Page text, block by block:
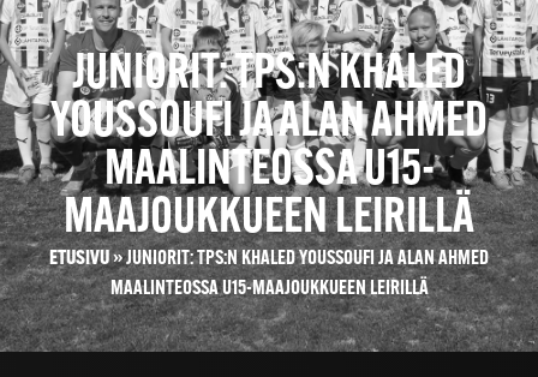
JUNIORIT: TPS:N KHALED
YOUSSOUFI JA ALAN AHMED
MAALINTEOSSA U15-
MAAJOUKKUEEN LEIRILLÄ
ETUSIVU»JUNIORIT: TPS:N KHALED YOUSSOUFI JA ALAN AHMED
MAALINTEOSSA U15-MAAJOUKKUEEN LEIRILLÄ